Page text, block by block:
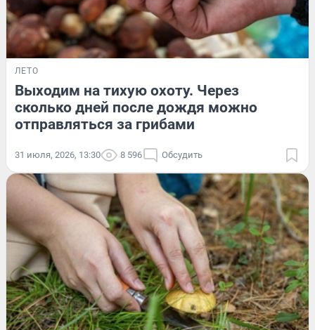
ЛЕТО
Выходим на тихую охоту. Через
сколько дней после дождя можно
отправляться за грибами
31 июля, 2026, 13:30 8 596 Обсудить